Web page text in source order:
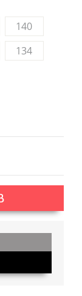
140
134